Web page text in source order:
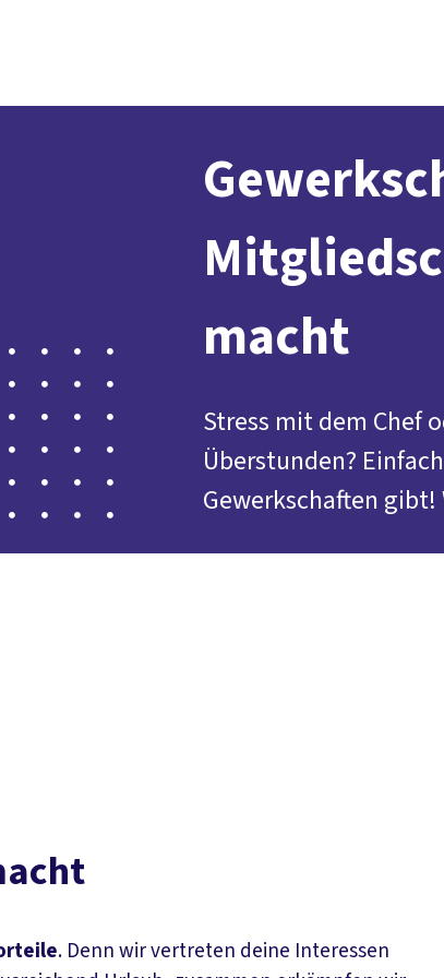
macht
Stress mit dem Chef
Überstunden?
Gewerkschaften
. Denn wir vertreten deine Interessen